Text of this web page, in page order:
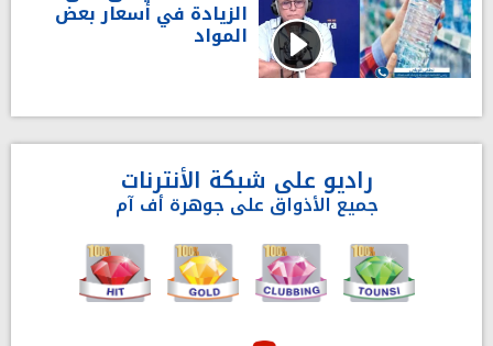
الزيادة في أسعار بعض
المواد
راديو على شبكة الأنترنات
جميع الأذواق على جوهرة أف آم